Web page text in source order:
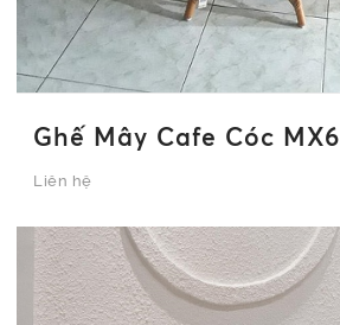
Ghế Mây Cafe Cóc MX6
Liên hệ